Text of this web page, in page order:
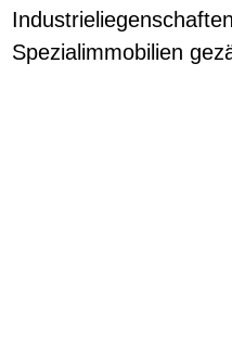
Spezialimmobilien